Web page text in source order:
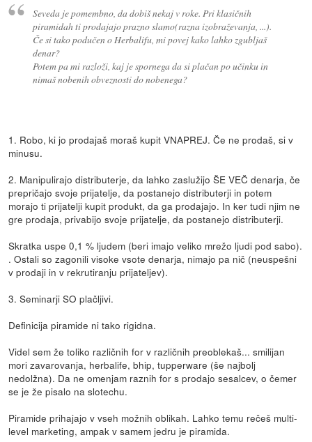
Seveda je pomembno, da dobiš nekaj v roke. Pri klasičnih
piramidah ti prodajajo prazno slamo(razna izobraževanja, ...).
Če si tako podučen o Herbalifu, mi povej kako lahko zgubljaš
denar?
Potem pa mi razloži, kaj je spornega da si plačan po učinku in
nimaš nobenih obveznosti do nobenega?
1. Robo, ki jo prodajaš moraš kupit VNAPREJ. Če ne prodaš, si v
minusu.
2. Manipulirajo distributerje, da lahko zaslužijo ŠE VEČ denarja, če
prepričajo svoje prijatelje, da postanejo distributerji in potem
morajo ti prijatelji kupit produkt, da ga prodajajo. In ker tudi njim ne
gre prodaja, privabijo svoje prijatelje, da postanejo distributerji.
Skratka uspe 0,1 % ljudem (beri imajo veliko mrežo ljudi pod sabo).
. Ostali so zagonili visoke vsote denarja, nimajo pa nič (neuspešni
v prodaji in v rekrutiranju prijateljev).
3. Seminarji SO plačljivi.
Definicija piramide ni tako rigidna.
Videl sem že toliko različnih for v različnih preoblekaš... smilijan
mori zavarovanja, herbalife, bhip, tupperware (še najbolj
nedolžna). Da ne omenjam raznih for s prodajo sesalcev, o čemer
se je že pisalo na slotechu.
Piramide prihajajo v vseh možnih oblikah. Lahko temu rečeš multi-
level marketing, ampak v samem jedru je piramida.